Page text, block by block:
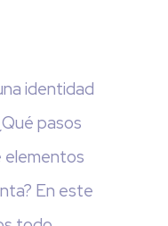
identidad
pasos
elementos
En este